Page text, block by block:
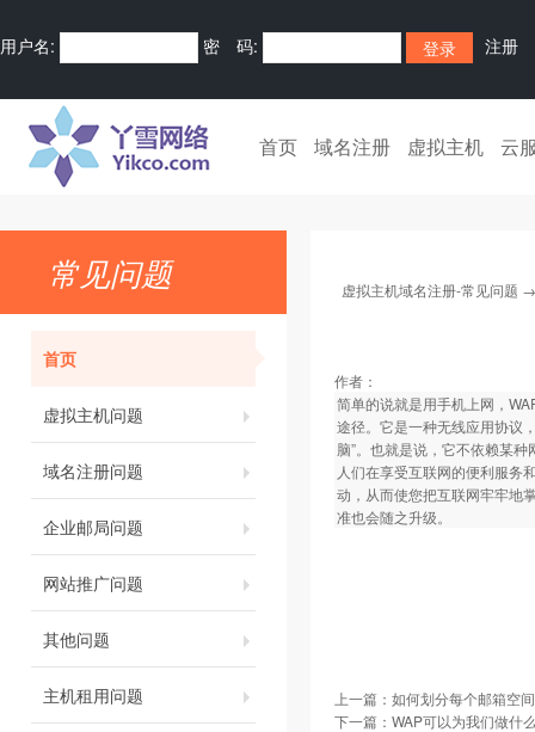
用户名: 密 码: 注册
首页 域名注册 虚拟主机 云
常见问题
首页
虚拟主机问题
域名注册问题
企业邮局问题
网站推广问题
其他问题
主机租用问题
虚拟主机域名注册-常见问题
作者：
简单的说就是用手机上网，
途径。它是一种无线应用协议
脑”。也就是说，它不依赖某
人们在享受互联网的便利服务
动，从而使您把互联网牢牢地
准也会随之升级。
上一篇： 如何划分每个邮箱空
下一篇： WAP可以为我们做什